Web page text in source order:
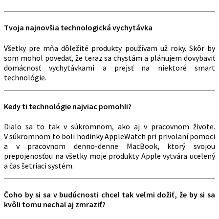
Tvoja najnovšia technologická vychytávka
Všetky pre mňa dôležité produkty používam už roky. Skôr by
som mohol povedať, že teraz sa chystám a plánujem dovybaviť
domácnosť vychytávkami a prejsť na niektoré smart
technológie.
Kedy ti technológie najviac pomohli?
Dialo sa to tak v súkromnom, ako aj v pracovnom živote.
V súkromnom to boli hodinky AppleWatch pri privolaní pomoci
a v pracovnom denno-denne MacBook, ktorý svojou
prepojenosťou na všetky moje produkty Apple vytvára ucelený
a čas šetriaci systém.
Čoho by si sa v budúcnosti chcel tak veľmi dožiť, že by si sa
kvôli tomu nechal aj zmraziť?